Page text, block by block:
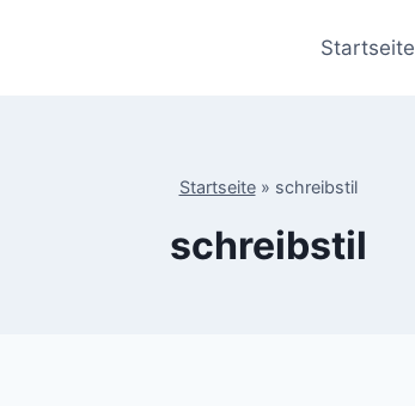
Startseite
Startseite» schreibstil
schreibstil